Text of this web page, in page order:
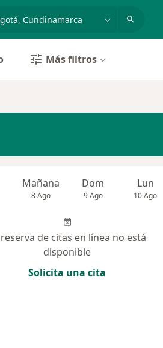
Bogotá
Más filtros
Mañana
8 Ago
Dom
9 Ago
Lun
10 Ago
reserva de citas en línea no está
disponible
Solicita una cita